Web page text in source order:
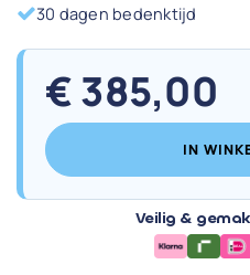
30 dagen bedenktijd
€385,00
IN
Veilig &